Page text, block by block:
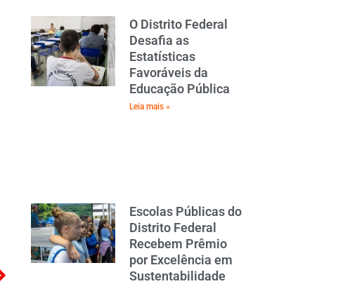
O Distrito Federal
Desafia as
Estatísticas
Favoráveis da
Educação Pública
Leia mais »
Escolas Públicas do
Distrito Federal
Recebem Prêmio
por Excelência em
Sustentabilidade